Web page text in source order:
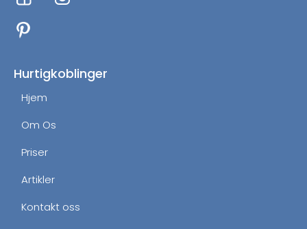
a
c
e
o
k
n
g
Hurtigkoblinger
Hjem
Om Os
Priser
Artikler
Kontakt oss